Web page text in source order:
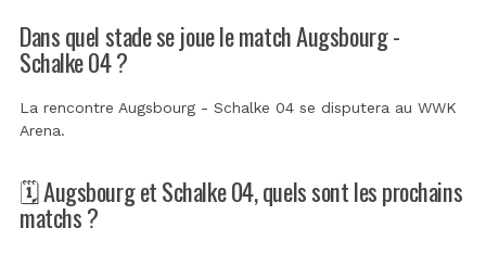
Dans quel stade se joue le match Augsbourg -
Schalke 04 ?
La rencontre Augsbourg - Schalke 04 se disputera au WWK
Arena.
🗓️ Augsbourg et Schalke 04, quels sont les prochains
matchs ?